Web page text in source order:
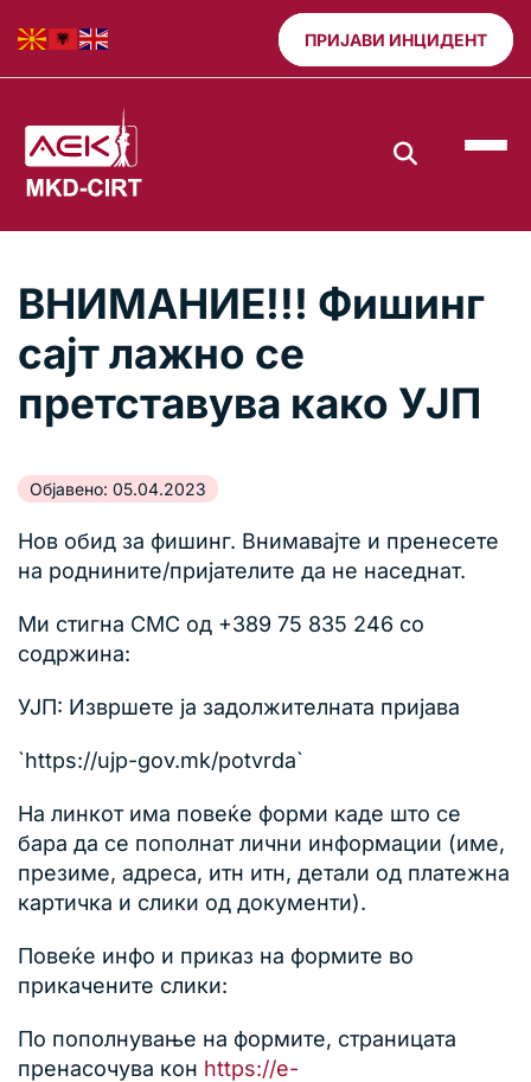
ПРИЈАВИ ИНЦИДЕНТ
ВНИМАНИЕ!!! Фишинг
сајт лажно се
претставува како УЈП
Објавено: 05.04.2023
Нов обид за фишинг. Внимавајте и пренесете
на роднините/пријателите да не наседнат.
Ми стигна СМС од +389 75 835 246 со
содржина:
УЈП: Извршете ја задолжителната пријава
`https://ujp-gov.mk/potvrda`
На линкот има повеќе форми каде што се
бара да се пополнат лични информации (име,
презиме, адреса, итн итн, детали од платежна
картичка и слики од документи).
Повеќе инфо и приказ на формите во
прикачените слики:
По пополнување на формите, страницата
пренасочува кон https://e-